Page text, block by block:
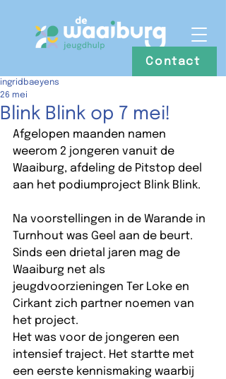
Contact
Blink Blink op 7 mei!
ingridbaeyens
26 mei
Afgelopen maanden namen
weerom 2 jongeren vanuit de
Waaiburg, afdeling de Pitstop deel
aan het podiumproject Blink Blink.
Na voorstellingen in de Warande in
Turnhout was Geel aan de beurt.
Sinds een drietal jaren mag de
Waaiburg net als
jeugdvoorzieningen Ter Loke en
Cirkant zich partner noemen van
het project.
Het was voor de jongeren een
intensief traject. Het startte met
een eerste kennismaking waarbij